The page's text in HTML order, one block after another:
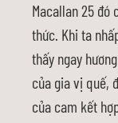
Macallan 25 đó
thức. Khi ta
thấy ngay
của gia vị quế,
của cam kết